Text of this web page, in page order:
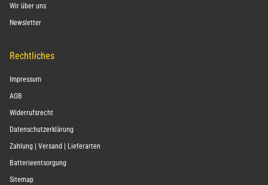
Wir über uns
Newsletter
Rechtliches
Impressum
AGB
Widerrufsrecht
Datenschutzerklärung
Zahlung | Versand | Lieferarten
Batterieentsorgung
Sitemap